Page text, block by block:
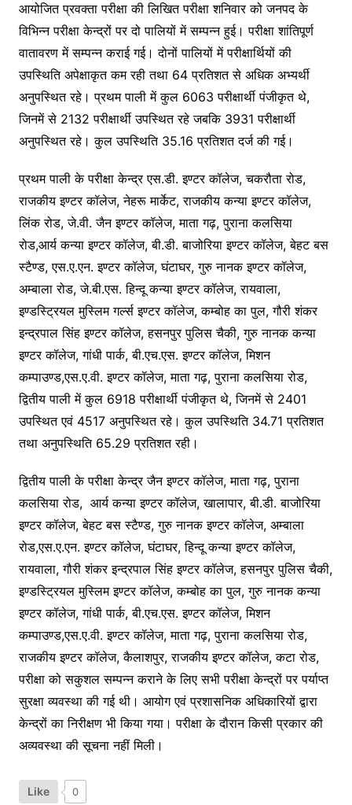
आयोजित प्रवक्ता परीक्षा की लिखित परीक्षा शनिवार को जनपद के
विभिन्न परीक्षा केन्द्रों पर दो पालियों में सम्पन्न हुई। परीक्षा शांतिपूर्ण
वातावरण में सम्पन्न कराई गई। दोनों पालियों में परीक्षार्थियों की
उपस्थिति अपेक्षाकृत कम रही तथा 64 प्रतिशत से अधिक अभ्यर्थी
अनुपस्थित रहे। प्रथम पाली में कुल 6063 परीक्षार्थी पंजीकृत थे,
जिनमें से 2132 परीक्षार्थी उपस्थित रहे जबकि 3931 परीक्षार्थी
अनुपस्थित रहे। कुल उपस्थिति 35.16 प्रतिशत दर्ज की गई।
प्रथम पाली के परीक्षा केन्द्र एस.डी. इण्टर कॉलेज, चकरौता रोड,
राजकीय इण्टर कॉलेज, नेहरू मार्केट, राजकीय कन्या इण्टर कॉलेज,
लिंक रोड, जे.वी. जैन इण्टर कॉलेज, माता गढ़, पुराना कलसिया
रोड,आर्य कन्या इण्टर कॉलेज, बी.डी. बाजोरिया इण्टर कॉलेज, बेहट बस
स्टैण्ड, एस.ए.एन. इण्टर कॉलेज, घंटाघर, गुरु नानक इण्टर कॉलेज,
अम्बाला रोड, जे.बी.एस. हिन्दू कन्या इण्टर कॉलेज, रायवाला,
इण्डस्ट्रियल मुस्लिम गर्ल्स इण्टर कॉलेज, कम्बोह का पुल, गौरी शंकर
इन्द्रपाल सिंह इण्टर कॉलेज, हसनपुर पुलिस चैकी, गुरु नानक कन्या
इण्टर कॉलेज, गांधी पार्क, बी.एच.एस. इण्टर कॉलेज, मिशन
कम्पाउण्ड,एस.ए.वी. इण्टर कॉलेज, माता गढ़, पुराना कलसिया रोड,
द्वितीय पाली में कुल 6918 परीक्षार्थी पंजीकृत थे, जिनमें से 2401
उपस्थित एवं 4517 अनुपस्थित रहे। कुल उपस्थिति 34.71 प्रतिशत
तथा अनुपस्थिति 65.29 प्रतिशत रही।
द्वितीय पाली के परीक्षा केन्द्र जैन इण्टर कॉलेज, माता गढ़, पुराना
कलसिया रोड, आर्य कन्या इण्टर कॉलेज, खालापार, बी.डी. बाजोरिया
इण्टर कॉलेज, बेहट बस स्टैण्ड, गुरु नानक इण्टर कॉलेज, अम्बाला
रोड,एस.ए.एन. इण्टर कॉलेज, घंटाघर, हिन्दू कन्या इण्टर कॉलेज,
रायवाला, गौरी शंकर इन्द्रपाल सिंह इण्टर कॉलेज, हसनपुर पुलिस चैकी,
इण्डस्ट्रियल मुस्लिम इण्टर कॉलेज, कम्बोह का पुल, गुरु नानक कन्या
इण्टर कॉलेज, गांधी पार्क, बी.एच.एस. इण्टर कॉलेज, मिशन
कम्पाउण्ड,एस.ए.वी. इण्टर कॉलेज, माता गढ़, पुराना कलसिया रोड,
राजकीय इण्टर कॉलेज, कैलाशपुर, राजकीय इण्टर कॉलेज, कटा रोड,
परीक्षा को सकुशल सम्पन्न कराने के लिए सभी परीक्षा केन्द्रों पर पर्याप्त
सुरक्षा व्यवस्था की गई थी। आयोग एवं प्रशासनिक अधिकारियों द्वारा
केन्द्रों का निरीक्षण भी किया गया। परीक्षा के दौरान किसी प्रकार की
अव्यवस्था की सूचना नहीं मिली।
Like 0